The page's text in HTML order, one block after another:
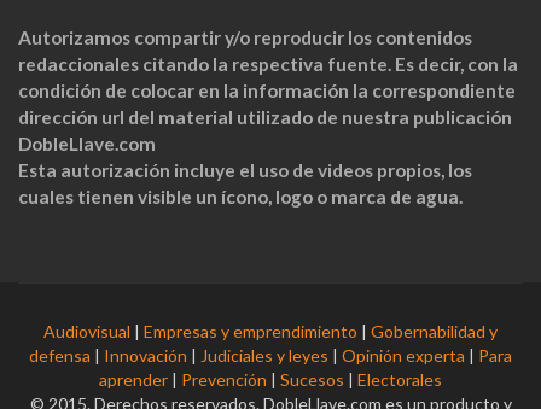
Autorizamos compartir y/o reproducir los contenidos
redaccionales citando la respectiva fuente. Es decir, con la
condición de colocar en la información la correspondiente
dirección url del material utilizado de nuestra publicación
DobleLlave.com
Esta autorización incluye el uso de videos propios, los
cuales tienen visible un ícono, logo o marca de agua.
Audiovisual | Empresas y emprendimiento | Gobernabilidad y
defensa | Innovación | Judiciales y leyes | Opinión experta | Para
aprender | Prevención | Sucesos | Electorales
© 2015. Derechos reservados. DobleLlave.com es un producto y